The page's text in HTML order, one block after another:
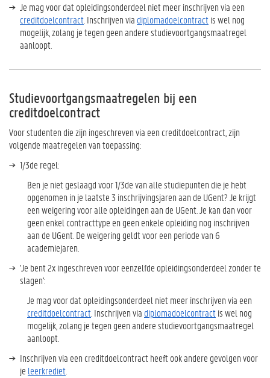
Je mag voor dat opleidingsonderdeel niet meer inschrijven via een
creditdoelcontract . Inschrijven via diplomadoelcontractis wel nog
mogelijk, zolang je tegen geen andere studievoortgangsmaatregel
aanloopt.
Studievoortgangsmaatregelen bij een
creditdoelcontract
Voor studenten die zijn ingeschreven via een creditdoelcontract, zijn
volgende maatregelen van toepassing:
1/3de regel:
Ben je niet geslaagd voor 1/3de van alle studiepunten die je hebt
opgenomen in je laatste 3 inschrijvingsjaren aan de UGent? Je krijgt
een weigering voor alle opleidingen aan de UGent. Je kan dan voor
geen enkel contracttype en geen enkele opleiding nog inschrijven
aan de UGent. De weigering geldt voor een periode van 6
academiejaren.
'Je bent 2x ingeschreven voor eenzelfde opleidingsonderdeel zonder te
slagen':
Je mag voor dat opleidingsonderdeel niet meer inschrijven via een
creditdoelcontract . Inschrijven via diplomadoelcontractis wel nog
mogelijk, zolang je tegen geen andere studievoortgangsmaatregel
aanloopt.
Inschrijven via een creditdoelcontract heeft ook andere gevolgen voor
je leerkrediet